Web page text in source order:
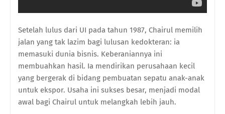
Setelah lulus dari UI pada tahun 1987, Chairul memilih
jalan yang tak lazim bagi lulusan kedokteran: ia
memasuki dunia bisnis. Keberaniannya ini
membuahkan hasil. Ia mendirikan perusahaan kecil
yang bergerak di bidang pembuatan sepatu anak-anak
untuk ekspor. Usaha ini sukses besar, menjadi modal
awal bagi Chairul untuk melangkah lebih jauh.